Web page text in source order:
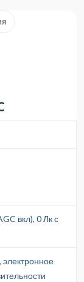
вкл), 0 Лк с
электронное